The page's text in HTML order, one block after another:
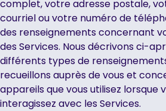
complet, votre adresse postale,
courriel ou votre numéro de
des renseignements concernant
des Services. Nous décrivons ci-
différents types de
recueillons auprès de vous et
appareils que vous utilisez lorsque
interagissez avec les Services.